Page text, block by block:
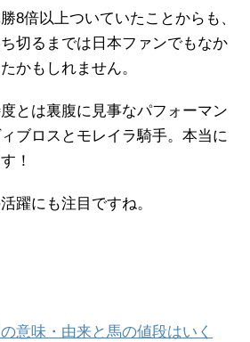
8倍以上ついていたことからも、
切るまでは日本ファンでもなか
かもしれません。
とは裏腹に見事なパフォーマン
ブロスとモレイラ騎手。本当に
！
躍にも注目ですね。
意味・由来と馬の値段はいく